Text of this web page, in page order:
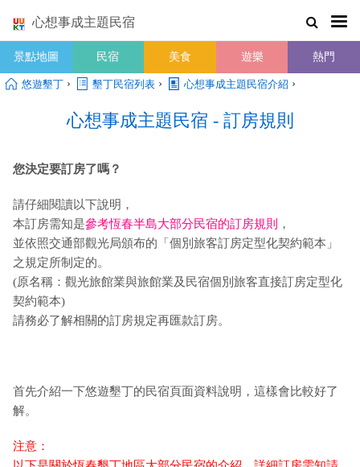
心想事成主題民宿
景點地圖 民宿 美食 遊樂 熱門
悠遊墾丁 › 墾丁民宿列表 › 心想事成主題民宿介紹 ›
心想事成主題民宿 - 訂房規則
您決定要訂房了嗎？
請仔細閱讀以下說明，
本訂房需知是參考恆春半島大部分民宿的訂房規則
，
並依照交通部觀光局頒布的「個別旅客訂房定型化契約範本」
之規定所制定的。
(原名稱：觀光旅館業與旅館業及民宿個別旅客直接訂房定型化
契約範本)
請務必了解相關的訂房規定再匯款訂房。
首先介紹一下悠遊墾丁的民宿頁面資料說明，這樣會比較好了
解。
注意：